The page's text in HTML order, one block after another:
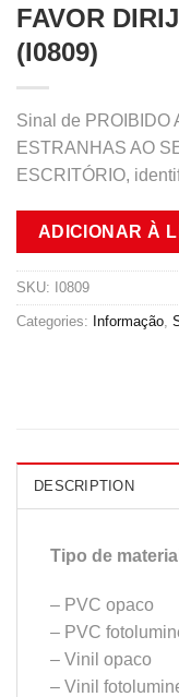
FAVOR
(I0809)
Sinal de PROIBIDO
ESTRANHAS AO
ESCRITÓRIO,
ADICIONAR À
SKU: I0809
Categories: Informação
DESCRIPTION
Tipo de
– PVC opaco
– PVC
– Vinil opaco
– Vinil